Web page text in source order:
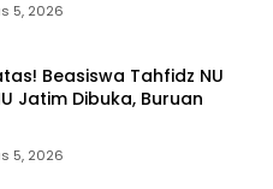
5, 2026
Beasiswa Tahfidz NU
Jatim Dibuka, Buruan
5, 2026